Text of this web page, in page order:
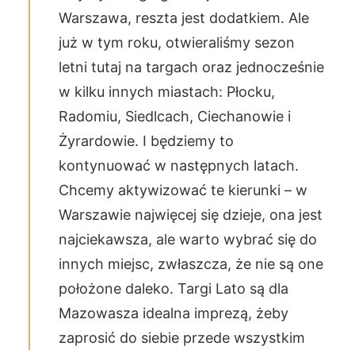
Warszawa, reszta jest dodatkiem. Ale
już w tym roku, otwieraliśmy sezon
letni tutaj na targach oraz jednocześnie
w kilku innych miastach: Płocku,
Radomiu, Siedlcach, Ciechanowie i
Żyrardowie. I będziemy to
kontynuować w następnych latach.
Chcemy aktywizować te kierunki – w
Warszawie najwięcej się dzieje, ona jest
najciekawsza, ale warto wybrać się do
innych miejsc, zwłaszcza, że nie są one
położone daleko. Targi Lato są dla
Mazowasza idealna imprezą, żeby
zaprosić do siebie przede wszystkim